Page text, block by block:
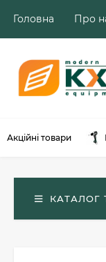
Головна Про
Акційні товари
КАТАЛОГ